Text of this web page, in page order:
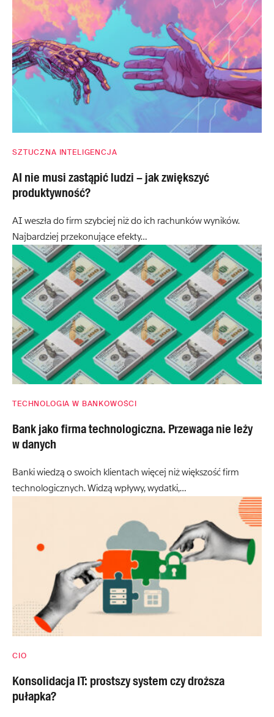
SZTUCZNA INTELIGENCJA
AI nie musi zastąpić ludzi – jak zwiększyć
produktywność?
AI weszła do firm szybciej niż do ich rachunków wyników.
Najbardziej przekonujące efekty…
TECHNOLOGIA W BANKOWOŚCI
Bank jako firma technologiczna. Przewaga nie leży
w danych
Banki wiedzą o swoich klientach więcej niż większość firm
technologicznych. Widzą wpływy, wydatki,…
CIO
Konsolidacja IT: prostszy system czy droższa
pułapka?